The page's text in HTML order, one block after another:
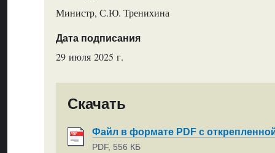
Министр, С.Ю. Тренихина
Дата подписания
29 июля 2025 г.
Скачать
Файл в формате PDF с
PDF, 556 КБ